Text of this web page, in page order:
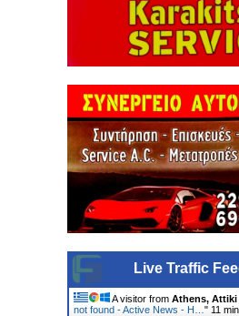
Live Traffic
A visitor from Athens, Attiki
not found - Active News - Η… " 11